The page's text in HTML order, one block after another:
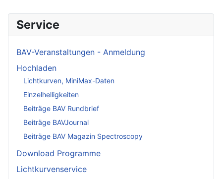
Service
BAV-Veranstaltungen - Anmeldung
Hochladen
Lichtkurven, MiniMax-Daten
Einzelhelligkeiten
Beiträge BAV Rundbrief
Beiträge BAVJournal
Beiträge BAV Magazin Spectroscopy
Download Programme
Lichtkurvenservice